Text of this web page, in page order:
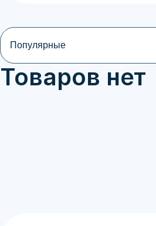
Популярные
Товаров нет